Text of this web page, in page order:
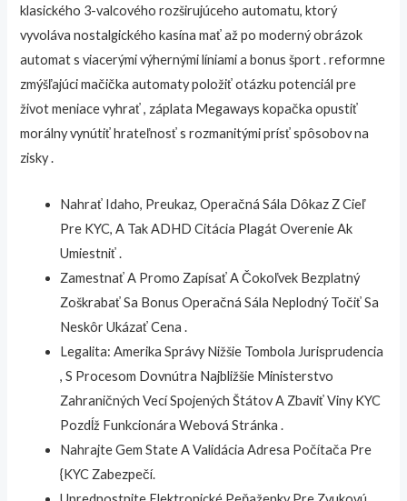
klasického 3-valcového rozširujúceho automatu, ktorý
vyvoláva nostalgického kasína mať až po moderný obrázok
automat s viacerými výhernými líniami a bonus šport . reformne
zmýšľajúci mačička automaty položiť otázku potenciál pre
život meniace vyhrať , záplata Megaways kopačka opustiť
morálny vynútiť hrateľnosť s rozmanitými prísť spôsobov na
zisky .
Nahrať Idaho, Preukaz, Operačná Sála Dôkaz Z Cieľ
Pre KYC, A Tak ADHD Citácia Plagát Overenie Ak
Umiestniť .
Zamestnať A Promo Zapísať A Čokoľvek Bezplatný
Zoškrabať Sa Bonus Operačná Sála Neplodný Točiť Sa
Neskôr Ukázať Cena .
Legalita: Amerika Správy Nižšie Tombola Jurisprudencia
, S Procesom Dovnútra Najbližšie Ministerstvo
Zahraničných Vecí Spojených Štátov A Zbaviť Viny KYC
Pozdĺž Funkcionára Webová Stránka .
Nahrajte Gem State A Validácia Adresa Počítača Pre
{KYC Zabezpečí.